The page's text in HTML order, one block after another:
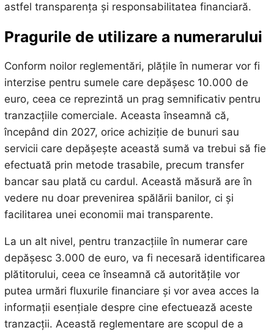
astfel transparența și responsabilitatea financiară.
Pragurile de utilizare a numerarului
Conform noilor reglementări, plățile în numerar vor fi
interzise pentru sumele care depășesc 10.000 de
euro, ceea ce reprezintă un prag semnificativ pentru
tranzacțiile comerciale. Aceasta înseamnă că,
începând din 2027, orice achiziție de bunuri sau
servicii care depășește această sumă va trebui să fie
efectuată prin metode trasabile, precum transfer
bancar sau plată cu cardul. Această măsură are în
vedere nu doar prevenirea spălării banilor, ci și
facilitarea unei economii mai transparente.
La un alt nivel, pentru tranzacțiile în numerar care
depășesc 3.000 de euro, va fi necesară identificarea
plătitorului, ceea ce înseamnă că autoritățile vor
putea urmări fluxurile financiare și vor avea acces la
informații esențiale despre cine efectuează aceste
tranzacții. Această reglementare are scopul de a